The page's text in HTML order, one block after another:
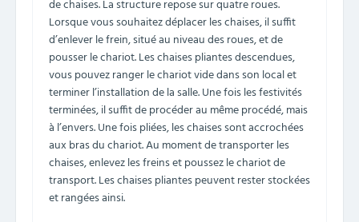
de chaises. La structure repose sur quatre roues.
Lorsque vous souhaitez déplacer les chaises, il suffit
d’enlever le frein, situé au niveau des roues, et de
pousser le chariot. Les chaises pliantes descendues,
vous pouvez ranger le chariot vide dans son local et
terminer l’installation de la salle. Une fois les festivités
terminées, il suffit de procéder au même procédé, mais
à l’envers. Une fois pliées, les chaises sont accrochées
aux bras du chariot. Au moment de transporter les
chaises, enlevez les freins et poussez le chariot de
transport. Les chaises pliantes peuvent rester stockées
et rangées ainsi.